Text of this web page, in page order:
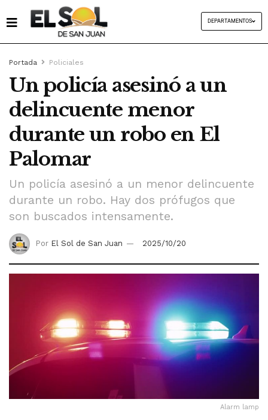
DEPARTAMENTOS
Portada Policiales
Un policía asesinó a un
delincuente menor
durante un robo en El
Palomar
Un policía asesinó a un menor delincuente
durante un robo. Hay dos prófugos que
son buscados intensamente.
Por El Sol de San Juan 2025/10/20
Alarm lamp